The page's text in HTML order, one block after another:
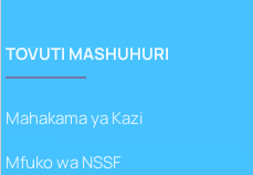
TOVUTI MASHUHURI
Mahakama ya Kazi
Mfuko wa NSSF